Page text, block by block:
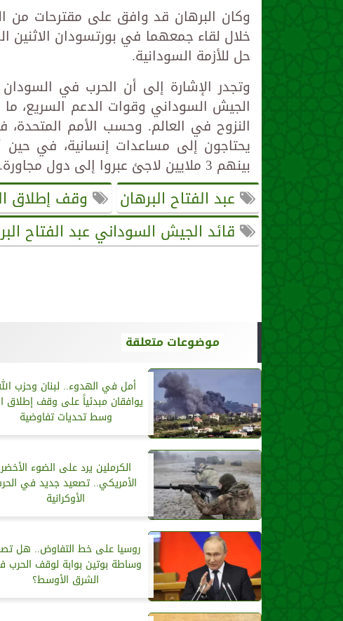
وكان البرهان قد وافق على مقترحات من
خلال لقاء جمعهما في بورتسودان
حل للأزمة السودانية.
الجيش السوداني وقوات الدعم السريع،
بينهم 3 ملايين لاجئ عبروا إلى دول مجاورة.
عبد الفتاح البرهان وقف إطلاق
قائد الجيش السوداني عبد الفتاح
موضوعات متعلقة
أمل في الهدوء.. لبنان وحزب
يوافقان مبدئياً على وقف إطلاق
وسط تحديات تفاوضية
الكرملين يرد على الضوء الأخضر
الأمريكي.. تصعيد جديد في
الأوكرانية
روسيا على خط التفاوض.. هل
وساطة بوتين بوابة لوقف الحرب
الشرق الأوسط؟